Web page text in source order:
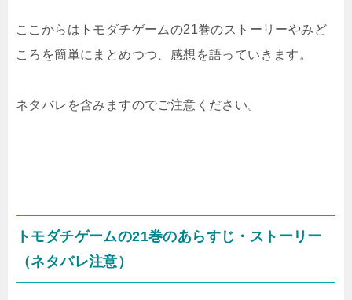
ここからはトモダチゲームの21巻のストーリーやみど
ころを簡単にまとめつつ、感想を語っていきます。
ネタバレを含みますのでご注意ください。
トモダチゲームの21巻のあらすじ・ストーリー
（ネタバレ注意）